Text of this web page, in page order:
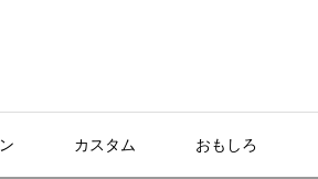
カスタム おもしろ